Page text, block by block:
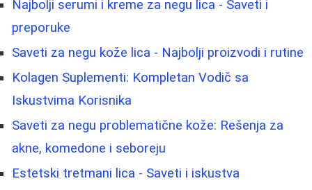
Najbolji serumi i kreme za negu lica - Saveti i
preporuke
Saveti za negu kože lica - Najbolji proizvodi i rutine
Kolagen Suplementi: Kompletan Vodič sa
Iskustvima Korisnika
Saveti za negu problematične kože: Rešenja za
akne, komedone i seboreju
Estetski tretmani lica - Saveti i iskustva